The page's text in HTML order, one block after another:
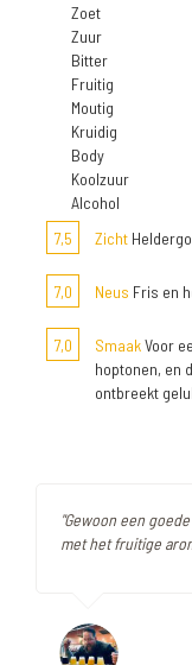
Zoet
Zuur
Bitter
Fruitig
Moutig
Kruidig
Body
Koolzuur
Alcohol
7,5
Zicht
7,0 Neus Fris en
7,0 SmaakVoor
hoptonen, en
ontbreekt
"Gewoon een
met het fruitige